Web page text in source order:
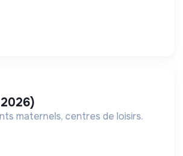
maternels, centres de loisirs.